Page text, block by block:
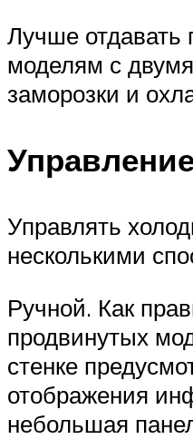
Лучше отдавать
моделям с
заморозки и
Управлять
несколькими
Ручной. Как
продвинутых
стенке
отображения
небольшая